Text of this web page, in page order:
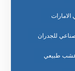
للجدران
طبيعي